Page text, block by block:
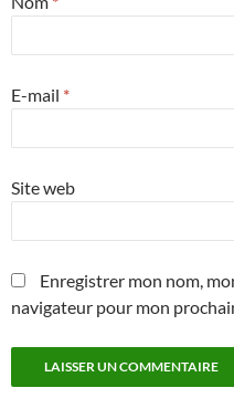
E-mail *
Site web
Enregistrer mon nom,
navigateur pour mon